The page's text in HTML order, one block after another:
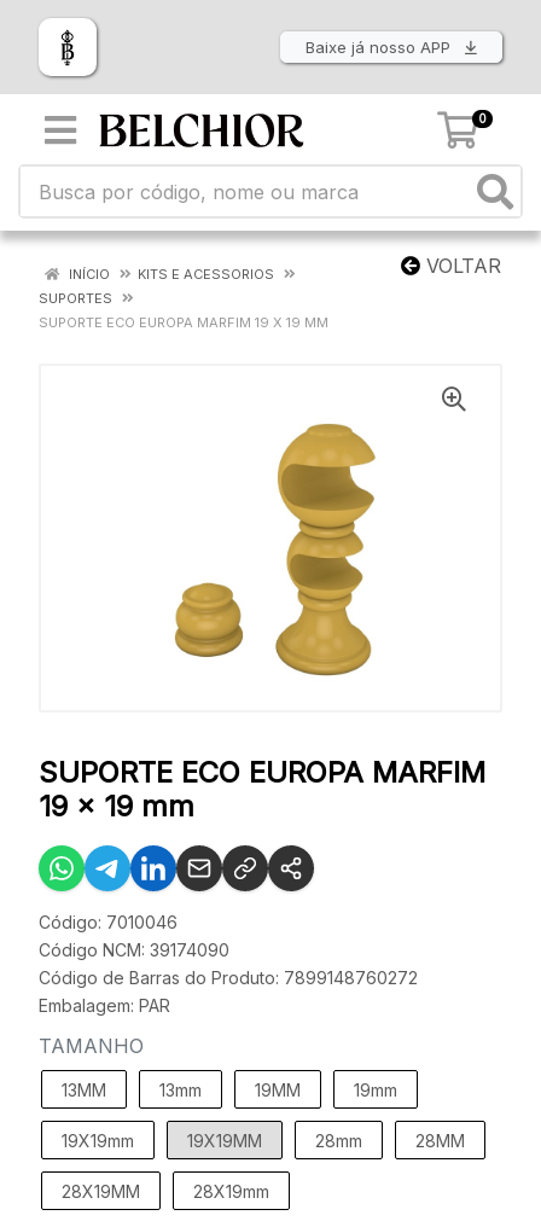
Baixe já nosso APP
0
VOLTAR
INÍCIO
KITS E ACESSORIOS
SUPORTES
SUPORTE ECO EUROPA MARFIM 19 X 19 MM
SUPORTE ECO EUROPA MARFIM
19 x 19 mm
Código: 7010046
Código NCM: 39174090
Código de Barras do Produto: 7899148760272
Embalagem: PAR
TAMANHO
13MM 13mm 19MM 19mm
19X19mm 19X19MM 28mm 28MM
28X19MM 28X19mm